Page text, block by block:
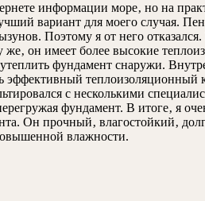
информации море‚ но на
вариант для моего случая.
Поэтому я от него
он имеет более высокие
фундамент снаружи.
эффективный теплоизоляционный
с несколькими
фундамент. В итоге‚ я
Он прочный‚ влагостойкий‚
влажности.